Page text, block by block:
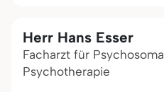
Herr Hans Esser
Facharzt für
Psychotherapie